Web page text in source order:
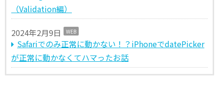
（Validation編）
2024年2月9日 WEB
Safariでのみ正常に動かない！？iPhoneでdatePicker
が正常に動かなくてハマったお話